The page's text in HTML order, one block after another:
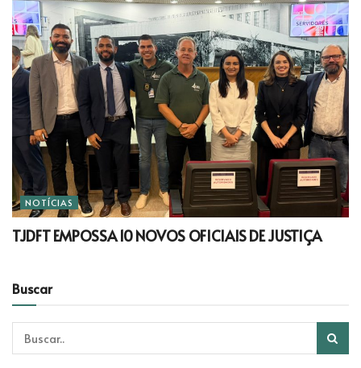
NOTÍCIAS
TJDFT EMPOSSA 10 NOVOS OFICIAIS DE JUSTIÇA
Buscar